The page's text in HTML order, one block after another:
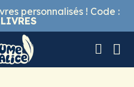
personnalisés ! Code :